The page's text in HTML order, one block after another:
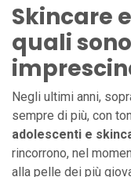
Skincare
quali
Negli ultimi anni,
sempre di più, con
adolescenti e
rincorrono, nel
alla pelle dei più